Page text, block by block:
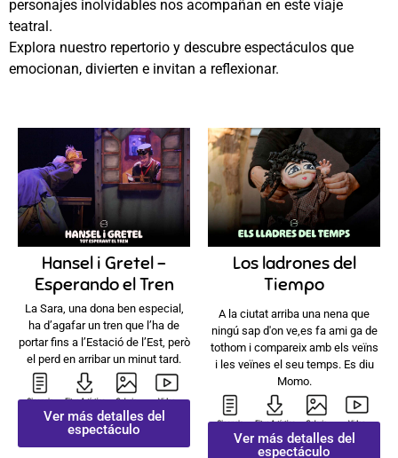
personajes inolvidables nos acompañan en este viaje
teatral.
Explora nuestro repertorio y descubre espectáculos que
emocionan, divierten e invitan a reflexionar.
Hansel i Gretel –
Esperando el Tren
La Sara, una dona ben especial,
ha d’agafar un tren que l’ha de
portar fins a l’Estació de l’Est, però
el perd en arribar un minut tard.
Ver más detalles del
espectáculo
Los ladrones del
Tiempo
A la ciutat arriba una nena que
ningú sap d'on ve,es fa ami ga de
tothom i compareix amb els veïns
i les veïnes el seu temps. Es diu
Momo.
Ver más detalles del
espectáculo